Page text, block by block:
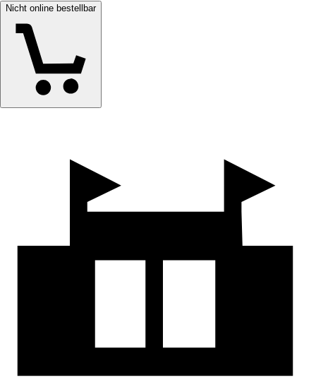
Nicht online bestellbar